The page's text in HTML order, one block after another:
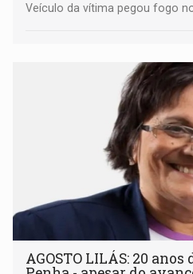
Veículo da vítima pegou fogo
AGOSTO LILÁS: 20